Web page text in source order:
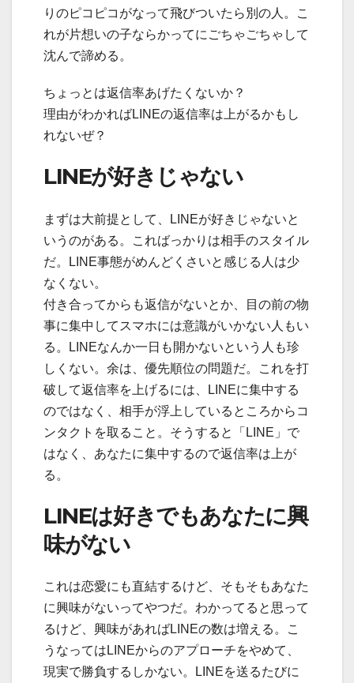
りのピコピコがなって飛びついたら別の人。こ
れが片想いの子ならかってにごちゃごちゃして
沈んで諦める。
ちょっとは返信率あげたくないか？
理由がわかればLINEの返信率は上がるかもし
れないぜ？
LINEが好きじゃない
まずは大前提として、LINEが好きじゃないと
いうのがある。こればっかりは相手のスタイル
だ。LINE事態がめんどくさいと感じる人は少
なくない。
付き合ってからも返信がないとか、目の前の物
事に集中してスマホには意識がいかない人もい
る。LINEなんか一日も開かないという人も珍
しくない。余は、優先順位の問題だ。これを打
破して返信率を上げるには、LINEに集中する
のではなく、相手が浮上しているところからコ
ンタクトを取ること。そうすると「LINE」で
はなく、あなたに集中するので返信率は上が
る。
LINEは好きでもあなたに興
味がない
これは恋愛にも直結するけど、そもそもあなた
に興味がないってやつだ。わかってると思って
るけど、興味があればLINEの数は増える。こ
うなってはLINEからのアプローチをやめて、
現実で勝負するしかない。LINEを送るたびに